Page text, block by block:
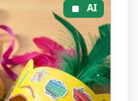
AI